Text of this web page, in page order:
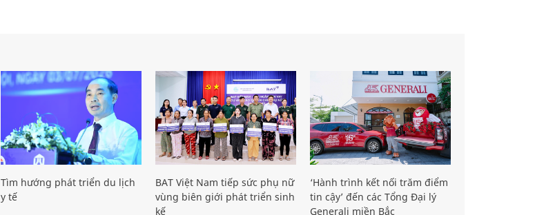
Tìm hướng phát triển du lịch
y tế
BAT Việt Nam tiếp sức phụ nữ
vùng biên giới phát triển sinh
kế
‘Hành trình kết nối trăm điểm
tin cậy’ đến các Tổng Đại lý
Generali miền Bắc